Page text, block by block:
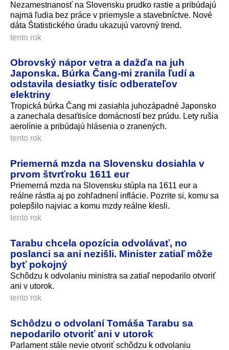
Nezamestnanosť na Slovensku prudko rastie a pribúdajú
najmä ľudia bez práce v priemysle a stavebníctve. Nové
dáta Štatistického úradu ukazujú varovný trend.
tento rok
Obrovský nápor vetra a dažďa na juh
Japonska. Búrka Čang-mi zranila ľudí a
odstavila desiatky tisíc odberateľov
elektriny
Tropická búrka Čang mi zasiahla juhozápadné Japonsko
a zanechala desaťtisíce domácností bez prúdu. Lety rušia
aerolínie a pribúdajú hlásenia o zranených.
tento rok
Priemerná mzda na Slovensku dosiahla v
prvom štvrťroku 1611 eur
Priemerná mzda na Slovensku stúpla na 1611 eur a
reálne rástla aj po zohľadnení inflácie. Pozrite si, komu sa
polepšilo najviac a komu mzdy reálne klesli.
tento rok
Tarabu chcela opozícia odvolávať, no
poslanci sa ani nezišli. Minister zatiaľ môže
byť pokojný
Schôdzu k odvolaniu ministra sa zatiaľ nepodarilo otvoriť
ani v utorok.
tento rok
Schôdzu o odvolaní Tomáša Tarabu sa
nepodarilo otvoriť ani v utorok
Parlament stále nevie otvoriť schôdzu k odvolaniu